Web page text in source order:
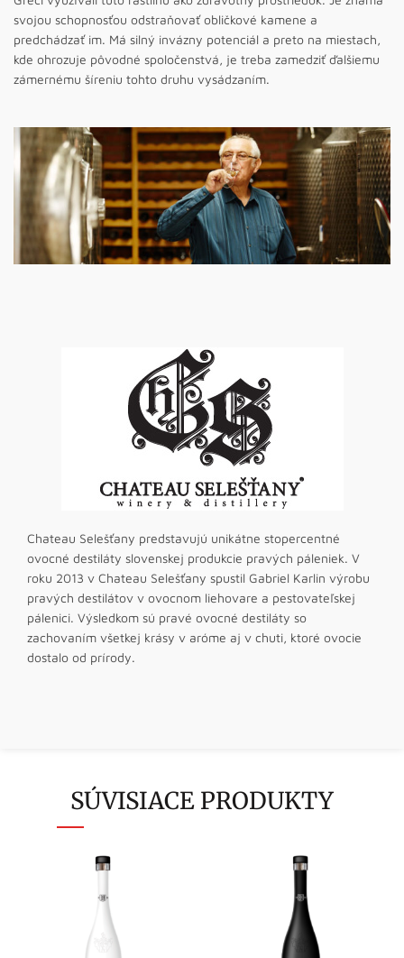
svojou schopnosťou odstraňovať obličkové kamene a
predchádzať im. Má silný invázny potenciál a preto na miestach,
kde ohrozuje pôvodné spoločenstvá, je treba zamedziť ďalšiemu
zámernému šíreniu tohto druhu vysádzaním.
Chateau Selešťany predstavujú unikátne stopercentné
ovocné destiláty slovenskej produkcie pravých páleniek. V
roku 2013 v Chateau Selešťany spustil Gabriel Karlin výrobu
pravých destilátov v ovocnom liehovare a pestovateľskej
pálenici. Výsledkom sú pravé ovocné destiláty so
zachovaním všetkej krásy v aróme aj v chuti, ktoré ovocie
dostalo od prírody.
SÚVISIACE PRODUKTY